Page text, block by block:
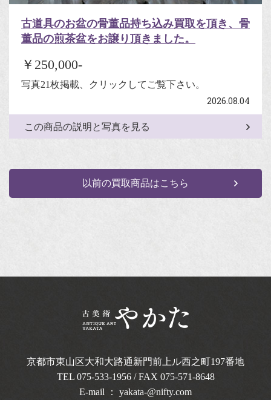
古道具のお盆の骨董品持ち込み買取を頂き、骨
董品の煎茶盆をお譲り頂きました。
￥250,000-
写真21枚掲載、クリックしてご覧下さい。
2026.08.04
この商品の説明と写真を見る
以前の買取商品はこちら
京都市東山区大和大路通新門前上ル西之町 197番地
TEL 075-533-1956/ FAX 075-571-8648
E-mail ： yakata-@nifty.com